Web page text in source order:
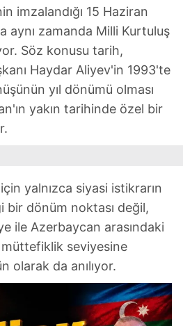
imzalandığı 15 Haziran
aynı zamanda Milli Kurtuluş
Söz konusu tarih,
Haydar Aliyev'in 1993'te
yıl dönümü olması
yakın tarihinde özel bir
yalnızca siyasi istikrarın
bir dönüm noktası değil,
ile Azerbaycan arasındaki
seviyesine
olarak da anılıyor.